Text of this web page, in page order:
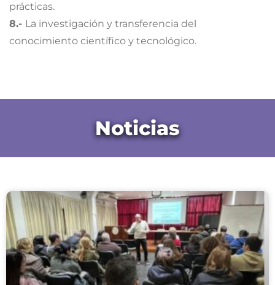
prácticas.
8.- La investigación y transferencia del
conocimiento científico y tecnológico.
Noticias